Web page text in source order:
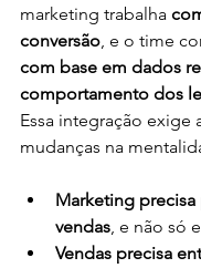
marketing trabalha
conversão, e o time
com base em dados
comportamento dos
Essa integração exige
mudanças na
Marketing precisa
vendas, e não só
Vendas precisa